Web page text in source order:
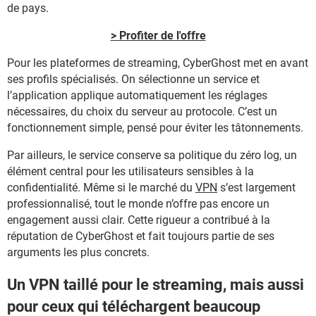
de pays.
> Profiter de l'offre
Pour les plateformes de streaming, CyberGhost met en avant
ses profils spécialisés. On sélectionne un service et
l’application applique automatiquement les réglages
nécessaires, du choix du serveur au protocole. C’est un
fonctionnement simple, pensé pour éviter les tâtonnements.
Par ailleurs, le service conserve sa politique du zéro log, un
élément central pour les utilisateurs sensibles à la
confidentialité. Même si le marché du VPN s’est largement
professionnalisé, tout le monde n’offre pas encore un
engagement aussi clair. Cette rigueur a contribué à la
réputation de CyberGhost et fait toujours partie de ses
arguments les plus concrets.
Un VPN taillé pour le streaming, mais aussi
pour ceux qui téléchargent beaucoup